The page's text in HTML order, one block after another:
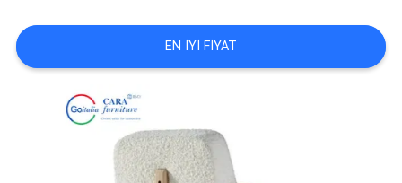
VAKALAR
TEKLIF
EN IYI FIYAT